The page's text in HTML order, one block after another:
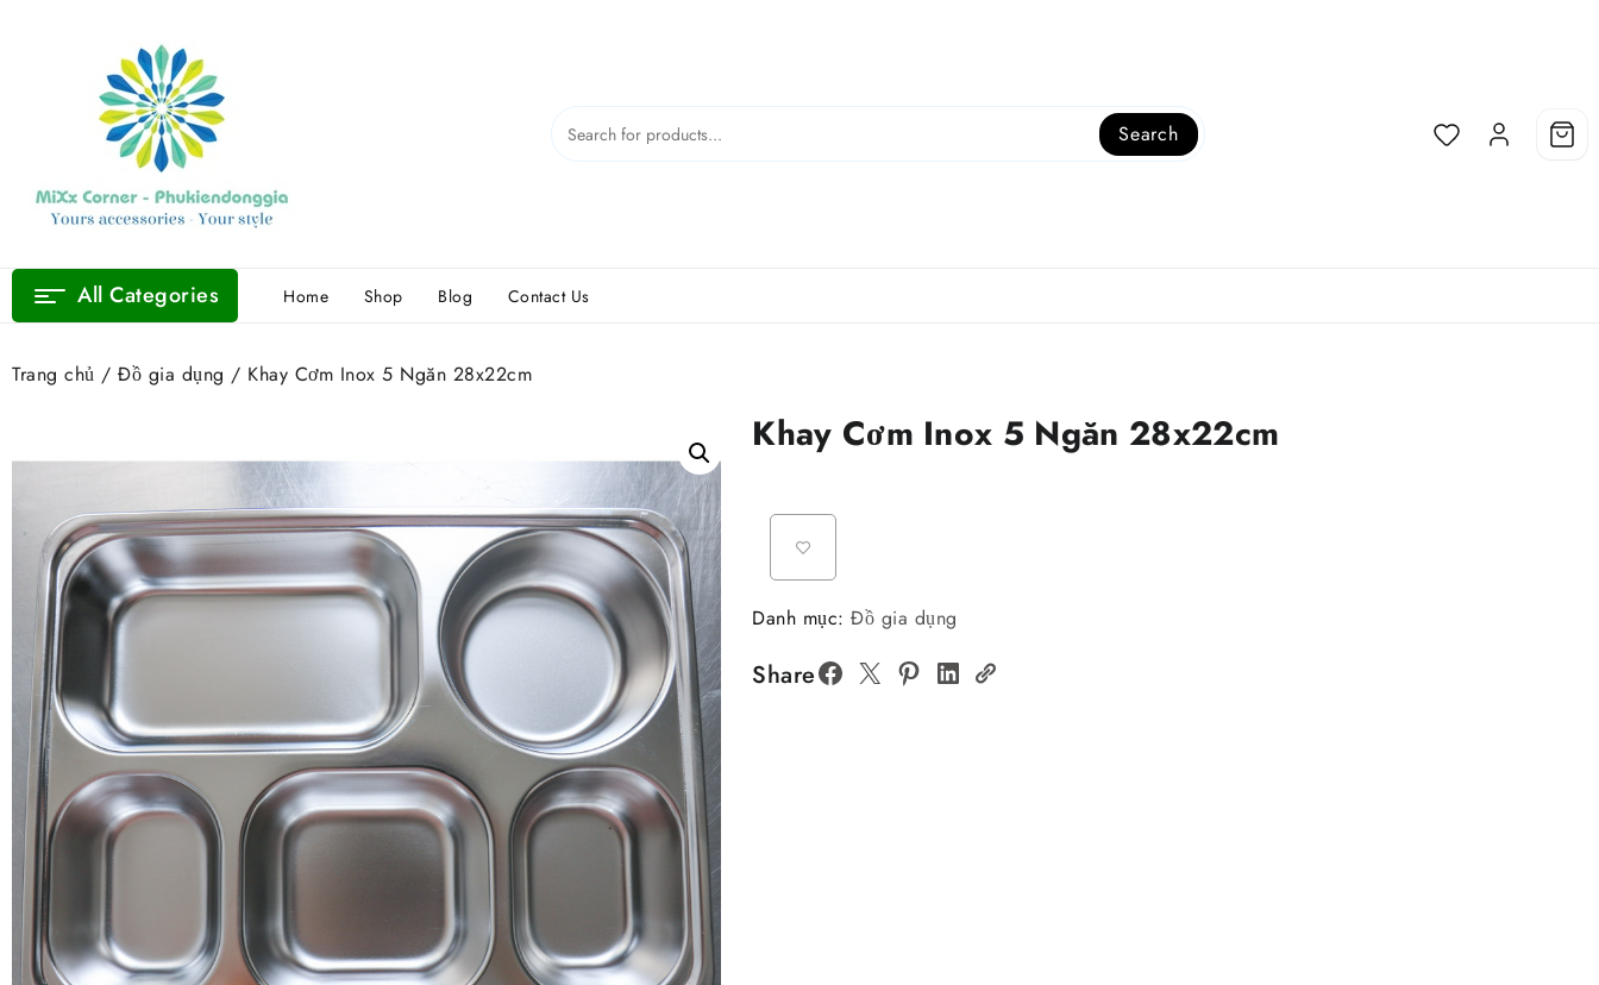
Search
All Categories Home Shop Blog Contact Us
Trang chủ / Đồ gia dụng / Khay Cơm Inox 5 Ngăn 28x22cm
Khay Cơm Inox 5 Ngăn 28x22cm
Danh mục:Đồ gia dụng
Share